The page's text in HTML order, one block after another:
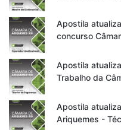
Apostila
concurso
Apostila
Trabalho da
Apostila
Ariquemes -